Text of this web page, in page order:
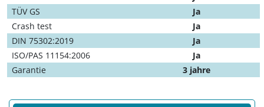
TÜV GS
Ja
Crash test
Ja
DIN 75302:2019
Ja
ISO/PAS 11154:2006
Ja
Garantie
3 jahre